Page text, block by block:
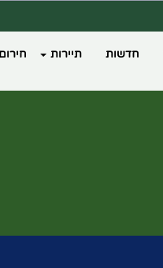
חדשות תיירות חירום